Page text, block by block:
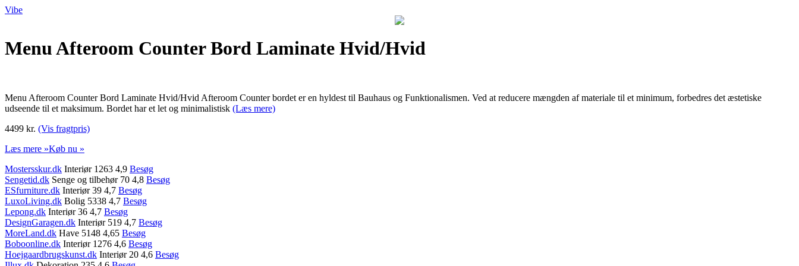
Vibe
Menu Afteroom Counter Bord Laminate Hvid/Hvid
Menu Afteroom Counter Bord Laminate Hvid/Hvid Afteroom Counter bordet er en hyldest til Bauhaus og Funktionalismen. Ved at reducere mængden af materiale til et minimum, forbedres det æstetiske
udseende til et maksimum. Bordet har et let og minimalistisk (Læs mere)
4499 kr. (Vis fragtpris)
Læs mere »Køb nu »
Mostersskur.dk Interiør 1263 4,9 Besøg
Sengetid.dk Senge og tilbehør 70 4,8 Besøg
ESfurniture.dk Interiør 39 4,7 Besøg
LuxoLiving.dk Bolig 5338 4,7 Besøg
Lepong.dk Interiør 36 4,7 Besøg
DesignGaragen.dk Interiør 519 4,7 Besøg
MoreLand.dk Have 5148 4,65 Besøg
Boboonline.dk Interiør 1276 4,6 Besøg
Hoejgaardbrugskunst.dk Interiør 20 4,6 Besøg